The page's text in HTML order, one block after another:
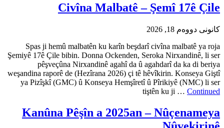
Civîna
Spas ji hemû malbatên ku
Şemiyê 17ê Çile bibin. Donna
pêşveçûna Nirxandinê
weşandina raporê de (Hezîrana
ya Pizîşkî (GMC) û
Kanûna Pêşîn a